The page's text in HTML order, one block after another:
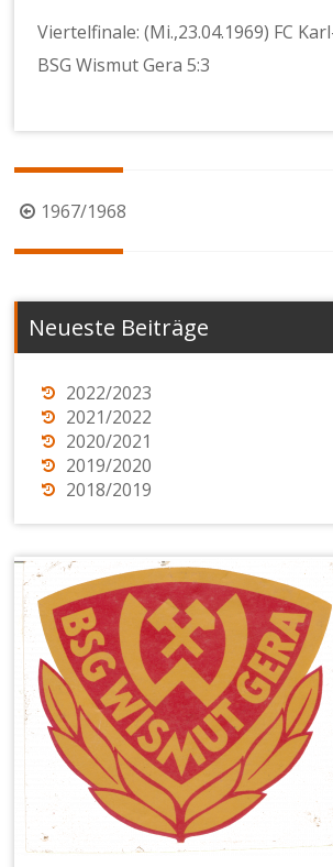
Viertelfinale: (Mi.,23.04.1969) FC
BSG Wismut Gera 5:3
Beitragsnavigation
1967/1968
Neueste Beiträge
2022/2023
2021/2022
2020/2021
2019/2020
2018/2019